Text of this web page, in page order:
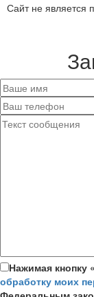
Сайт не является
Нажимая кнопку
обработку моих